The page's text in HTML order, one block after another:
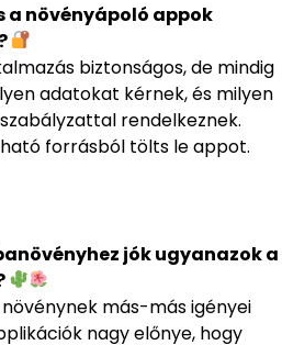
a növényápoló appok
biztonságos, de mindig
adatokat kérnek, és milyen
rendelkeznek.
forrásból tölts le appot.
jók ugyanazok a
növénynek más-más igényei
nagy előnye, hogy